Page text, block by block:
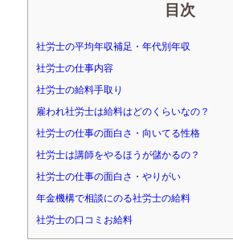
目次
社労士の平均年収補足・年代別年収
社労士の仕事内容
社労士の給料手取り
雇われ社労士は給料はどのくらいなの？
社労士の仕事の面白さ・向いてる性格
社労士は講師をやるほうが儲かるの？
社労士の仕事の面白さ・やりがい
年金機構で相談にのる社労士の給料
社労士の口コミお給料